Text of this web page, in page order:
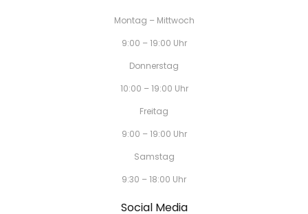
Montag – Mittwoch
9:00 – 19:00 Uhr
Donnerstag
10:00 – 19:00 Uhr
Freitag
9:00 – 19:00 Uhr
Samstag
9:30 – 18:00 Uhr
Social Media